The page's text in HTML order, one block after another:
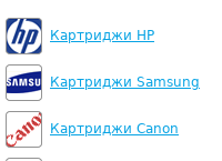
Картриджи HP
Картриджи Samsung
Картриджи Canon